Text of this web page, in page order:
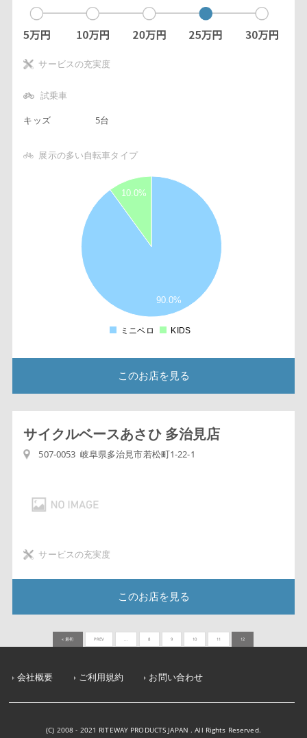
サービスの充実度
試乗車
キッズ 5台
展示の多い自転車タイプ
90.0%
10.0%
ミニベロ KIDS
このお店を見る
サイクルベースあさひ 多治見店
507-0053 岐阜県多治見市若松町1-22-1
サービスの充実度
このお店を見る
« 最初 PREV ... 8 9 10 11 12
会社概要 ご利用規約 お問い合わせ
(C) 2008 - 2021 RITEWAY PRODUCTS JAPAN . All Rights Reserved.